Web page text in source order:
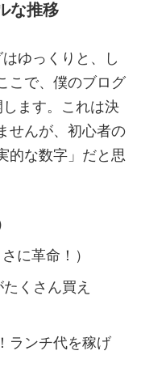
な推移
ゆっくりと、し
こで、僕のブログ
ます。これは決
せんが、初心者の
的な数字」だと思
に革命！）
くさん買え
ランチ代を稼げ